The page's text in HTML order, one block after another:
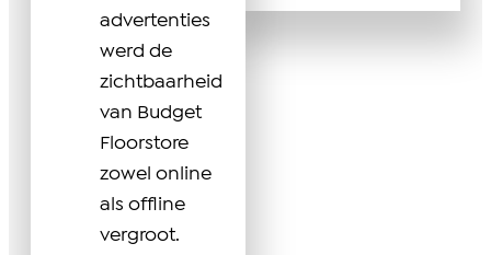
advertenties
werd de
zichtbaarheid
van Budget
Floorstore
zowel online
als offline
vergroot.